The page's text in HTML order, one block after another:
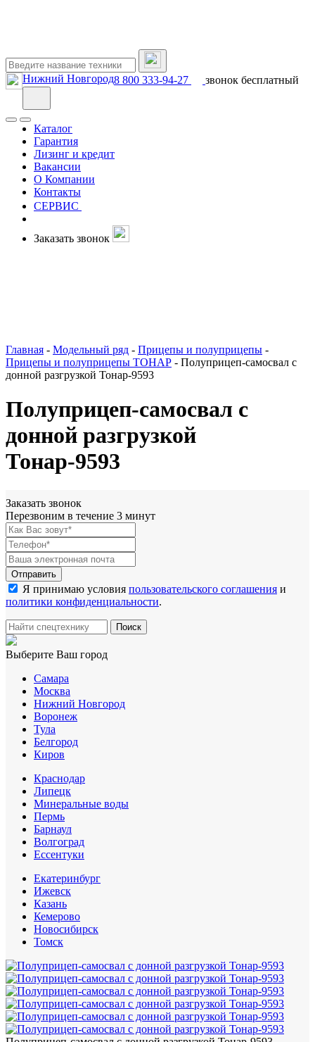
Нижний Новгород8 800 333-94-27 звонок бесплатный
Каталог
Гарантия
Лизинг и кредит
Вакансии
О Компании
Контакты
СЕРВИС
Заказать звонок
Главная - Модельный ряд - Прицепы и полуприцепы -
Прицепы и полуприцепы ТОНАР - Полуприцеп-самосвал с
донной разгрузкой Тонар-9593
Полуприцеп-самосвал с
донной разгрузкой
Тонар-9593
Заказать звонок
Перезвоним в течение 3 минут
Я принимаю условия пользовательского соглашения и
политики конфиденциальности.
Выберите Ваш город
Самара
Москва
Нижний Новгород
Воронеж
Тула
Белгород
Киров
Краснодар
Липецк
Минеральные воды
Пермь
Барнаул
Волгоград
Еcсентуки
Екатеринбург
Ижевск
Казань
Кемерово
Новосибирск
Томск